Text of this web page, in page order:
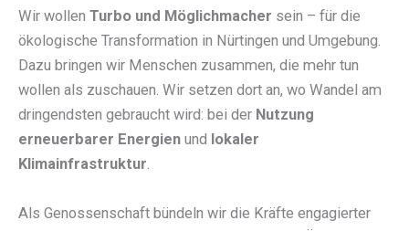
Wir wollen Turbo und Möglichmacher sein – für die
ökologische Transformation in Nürtingen und Umgebung.
Dazu bringen wir Menschen zusammen, die mehr tun
wollen als zuschauen. Wir setzen dort an, wo Wandel am
dringendsten gebraucht wird: bei der Nutzung
erneuerbarer Energien und lokaler
Klimainfrastruktur.
Als Genossenschaft bündeln wir die Kräfte engagierter